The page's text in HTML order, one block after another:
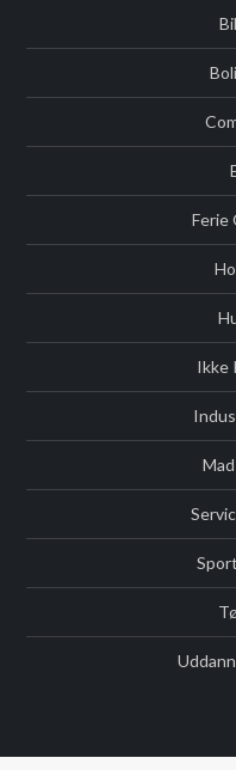
Ferie
Ikke